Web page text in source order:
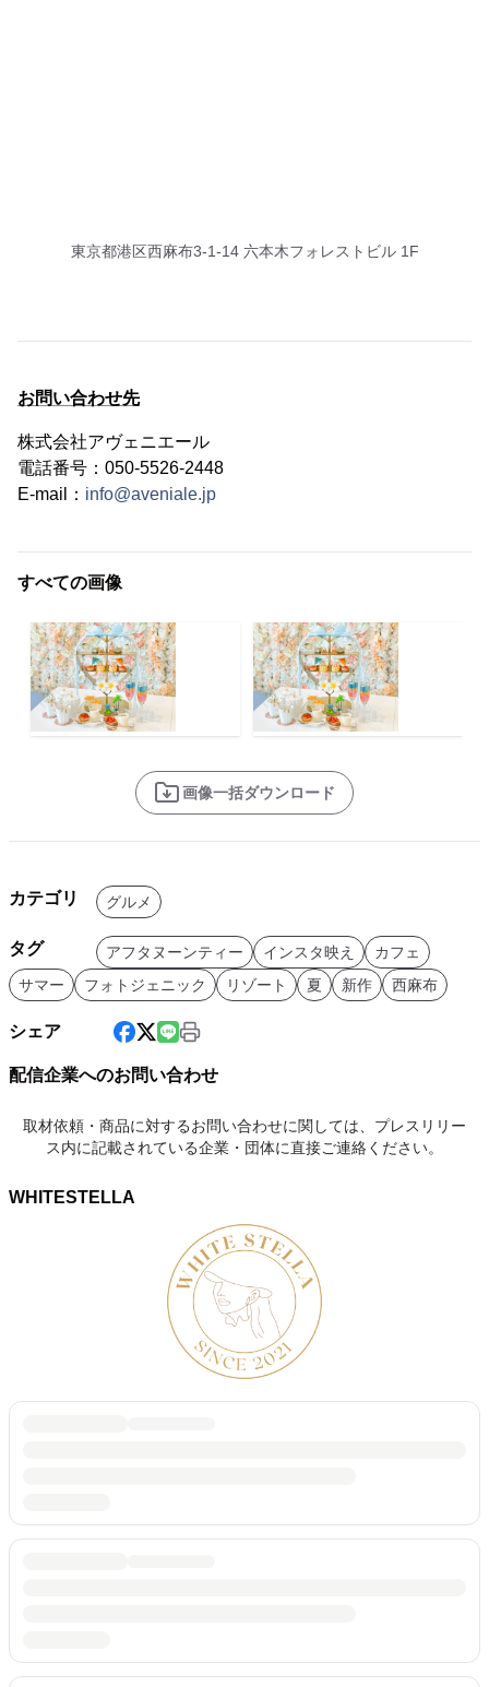
東京都港区西麻布3-1-14 六本木フォレストビル 1F
お問い合わせ先
株式会社アヴェニエール
電話番号：050-5526-2448
E-mail： info@aveniale.jp
すべての画像
画像一括ダウンロード
カテゴリ グルメ
タグ アフタヌーンティー インスタ映え
カフェ
サマー
フォトジェニック リゾート 夏 新作 西麻布
シェア
配信企業へのお問い合わせ
取材依頼・商品に対するお問い合わせに関しては、プレスリリー
ス内に記載されている企業・団体に直接ご連絡ください。
WHITESTELLA